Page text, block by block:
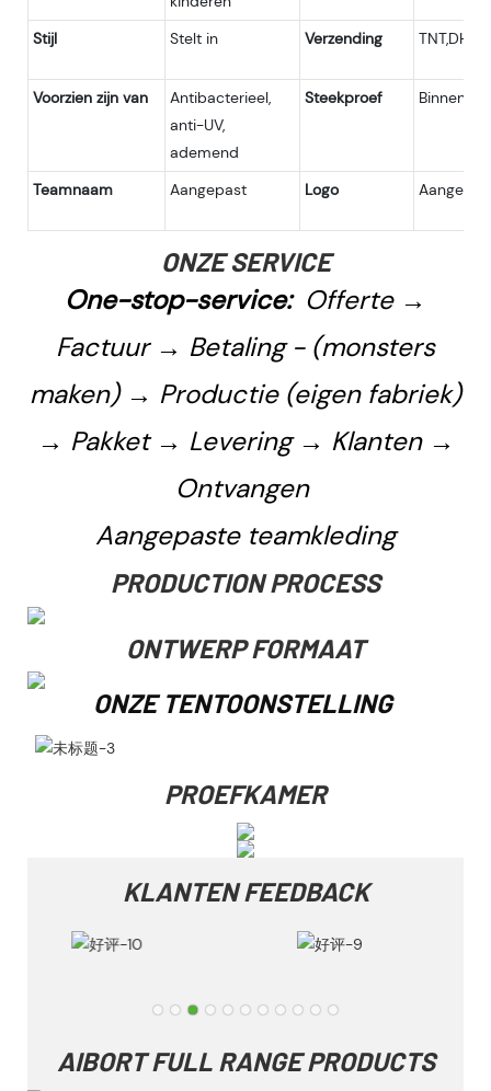
Stijl
Stelt in Verzending
Voorzien zijn van
Antibacterieel,
anti-UV,
ademend
Steekproef Binnen 7
Teamnaam Aangepast Logo
ONZE SERVICE
One-stop-service: Offerte →
Factuur → Betaling - (monsters
maken) → Productie (eigen fabriek)
→ Pakket → Levering → Klanten →
Ontvangen
Aangepaste teamkleding
PRODUCTION PROCESS
ONTWERP FORMAAT
ONZE TENTOONSTELLING
PROEFKAMER
KLANTEN FEEDBACK
AIBORT FULL RANGE PRODUCTS